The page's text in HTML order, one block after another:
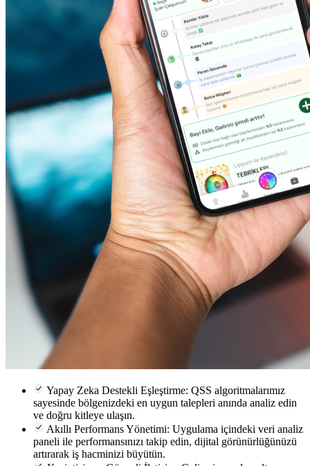
Yapay Zeka Destekli Eşleştirme: QSS algoritmalarımız
sayesinde bölgenizdeki en uygun talepleri anında analiz edin
ve doğru kitleye ulaşın.
Akıllı Performans Yönetimi: Uygulama içindeki veri analiz
paneli ile performansınızı takip edin, dijital görünürlüğünüzü
artırarak iş hacminizi büyütün.